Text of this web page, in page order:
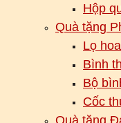
Hộp
Quà tặng
Lọ hoa
Bình
Bộ
Cốc
Quà tặng